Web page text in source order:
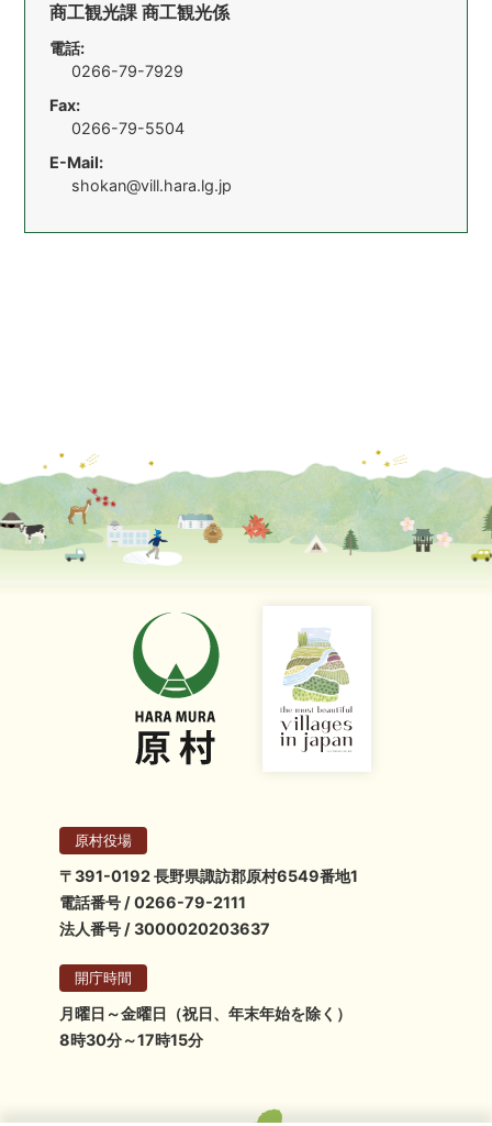
商工観光課 商工観光係
電話:
0266-79-7929
Fax:
0266-79-5504
E-Mail:
shokan@vill.hara.lg.jp
原村役場
〒391-0192 長野県諏訪郡原村6549番地1
電話番号 / 0266-79-2111
法人番号 / 3000020203637
開庁時間
月曜日～金曜日（祝日、年末年始を除く）
8時30分～17時15分